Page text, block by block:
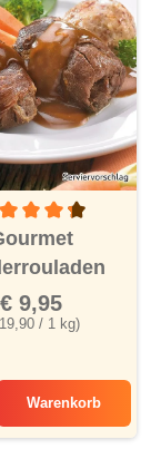
5 Sternen
/ 1 kg)
€ 9,95
Warenkorb